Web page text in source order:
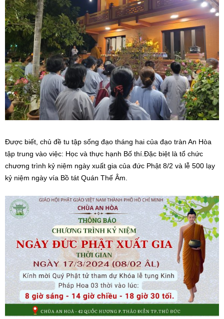
Được biết, chủ đề tu tập sống đạo tháng hai của đạo tràn An Hòa
tập trung vào việc: Học và thực hạnh Bố thí.Đặc biệt là tổ chức
chương trình kỷ niệm ngày xuất gia của đức Phật 8/2 và lễ 500 lạy
kỷ niệm ngày vía Bồ tát Quán Thế Âm.